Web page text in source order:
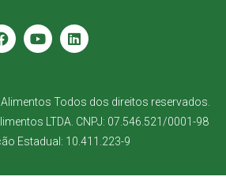
Alimentos Todos dos direitos reservados.
LTDA. CNPJ: 07.546.521/0001-98
Estadual: 10.411.223-9